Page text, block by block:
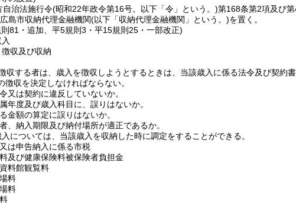
自治法施行令(昭和22年政令第16号。以下「令」という。)第168条第2項及び
島市収納代理金融機関(以下「収納代理金融機関」という。)を置く。
81・追加、平5規則3・平15規則25・一部改正)
徴収及び収納
収する者は、歳入を徴収しようとするときは、当該歳入に係る法令及び契約
徴収を決定しなければならない。
又は契約に違反していないか。
年度及び歳入科目に、誤りはないか。
金額の算定に誤りはないか。
、納入期限及び納付場所が適正であるか。
については、当該歳入を収納した時に調定をすることができる。
は申告納入に係る市税
及び健康保険料被保険者負担金
料館観覧料
料
料